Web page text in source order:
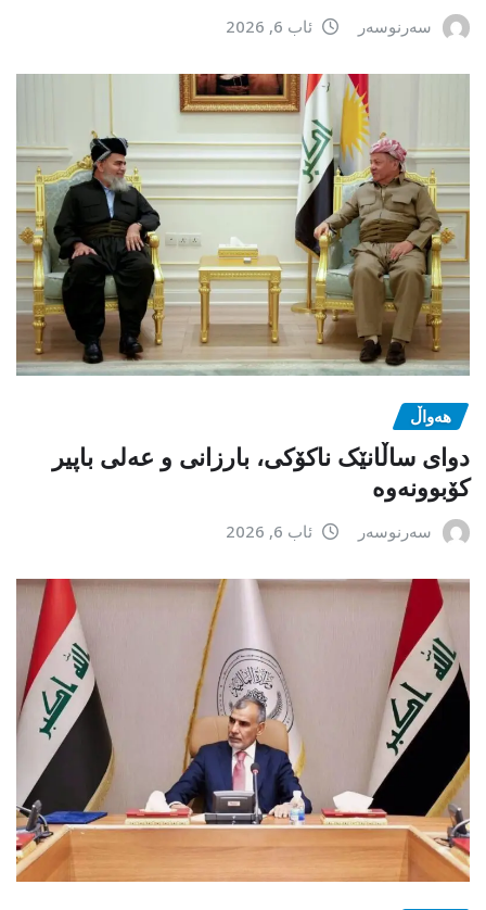
سەرنوسەر ئاب 6, 2026
هەواڵ
دوای ساڵانێک ناکۆکی، بارزانی و عەلی باپیر
کۆبوونەوە
سەرنوسەر ئاب 6, 2026